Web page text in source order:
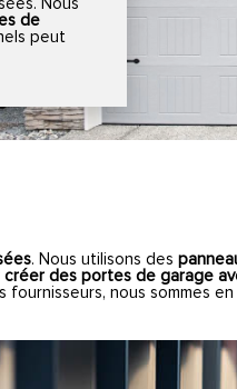
Nous
de
peut
. Nous utilisons des
créer des portes de garage
nous sommes